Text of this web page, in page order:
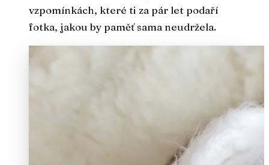
vzpomínkách, které ti za pár let podaří
fotka, jakou by paměť sama neudržela.